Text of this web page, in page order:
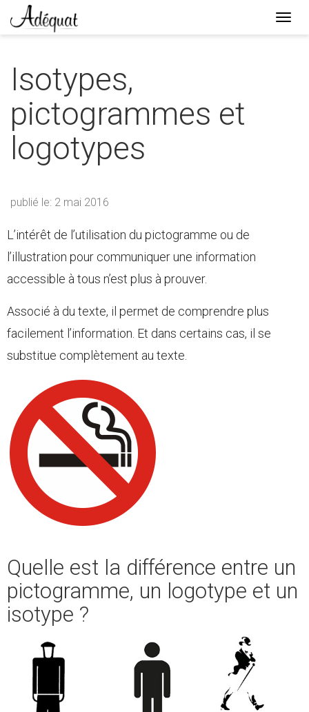
d'accueil
Isotypes,
pictogrammes et
logotypes
publié le: 2 mai 2016
L’intérêt de l’utilisation du pictogramme ou de
l’illustration pour communiquer une information
accessible à tous n’est plus à prouver.
Associé à du texte, il permet de comprendre plus
facilement l’information. Et dans certains cas, il se
substitue complètement au texte.
Quelle est la différence entre un
pictogramme, un logotype et un
isotype ?